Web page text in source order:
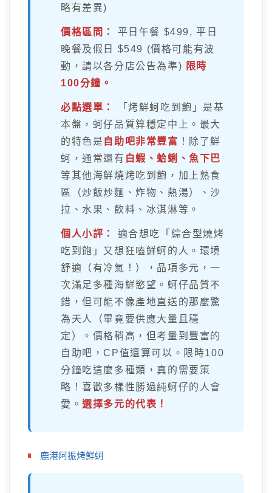
略有差異)
價格區間：
平日午餐 $499, 平日
晚餐及假日 $549 (價格可能有波
動，請以各分店公告為準) 限時
100分鐘。
必點選單：
「烤鮮蚵吃到飽」是基
本盤，蚵仔品質算穩定中上。最大
的特色是 自助吧非常豐富 ！除了鮮
蚵，通常還有 白蝦、蛤蜊、魚下巴
等其他海鮮燒烤吃到飽，加上熟食
區（炒飯炒麵、炸物、熱湯）、沙
拉、水果、飲料、冰淇淋等。
個人小評：
適合想吃「綜合型燒烤
吃到飽」又想狂嗑鮮蚵的人。環境
舒適（有冷氣！），品項多元，一
次滿足多種海鮮慾望。蚵仔品質不
錯，但可能不像產地直送的那麼驚
為天人（畢竟要供應大量且穩
定）。價格稍高，但考量到豐富的
自助吧，CP值還算可以。限時100
分鐘吃這麼多種類，真的需要策
略！喜歡多樣性勝過純蚵仔的人會
愛。選擇多元的代表！
鹿港阿振烤鮮蚵